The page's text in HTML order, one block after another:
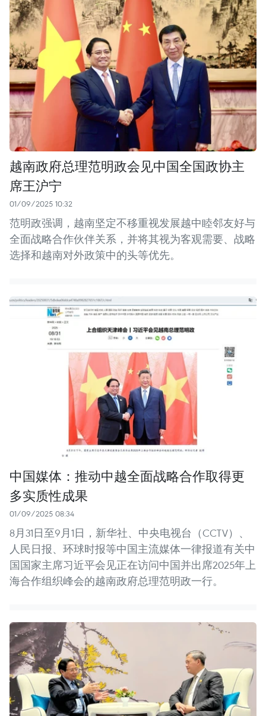
越南政府总理范明政会见中国全国政协主
席王沪宁
01/09/2025 10:32
范明政强调，越南坚定不移重视发展越中睦邻友好与
全面战略合作伙伴关系，并将其视为客观需要、战略
选择和越南对外政策中的头等优先。
中国媒体：推动中越全面战略合作取得更
多实质性成果
01/09/2025 08:34
8月31日至9月1日，新华社、中央电视台（CCTV）、
人民日报、环球时报等中国主流媒体一律报道有关中
国国家主席习近平会见正在访问中国并出席2025年上
海合作组织峰会的越南政府总理范明政一行。